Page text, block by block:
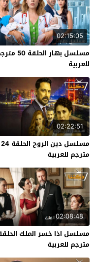
02:15:05
مسلسل بهار الحلقة
للعربية
02:22:51
مسلسل دين الروح الحلقة 24
مترجم للعربية
02:08:48
مترجم للعربية